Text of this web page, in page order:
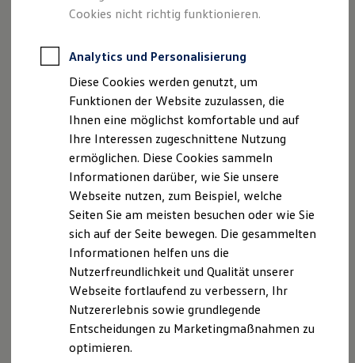
Profi Paket
ProfiPartner für Gebrauchtwagen
Finanzierung
Für Privatkunden
Für Gewerbekunden
Leasing
Für Privatkunden
Für Gewerbekunden
Versicherungen & Garantien
Garantien
Kfz-Versicherung für Nutzfahrzeuge
Restschuldversicherung
Wartungsverträge
Besitzer & Service
Reparatur & Service
Sommer-Special
Reparatur, Pflege & Inspektion
Servicetermin anfragen
Service-Vorteile bei Volkswagen Nutzfahrzeuge
ServicePlus
Economy Service
Räder & Reifen Service
Cookies nicht richtig funktionieren.
Analytics und Personalisierung
Diese Cookies werden genutzt, um
Funktionen der Website zuzulassen, die
Ihnen eine möglichst komfortable und auf
Ihre Interessen zugeschnittene Nutzung
ermöglichen. Diese Cookies sammeln
Informationen darüber, wie Sie unsere
Webseite nutzen, zum Beispiel, welche
Seiten Sie am meisten besuchen oder wie Sie
sich auf der Seite bewegen. Die gesammelten
Informationen helfen uns die
Nutzerfreundlichkeit und Qualität unserer
Webseite fortlaufend zu verbessern, Ihr
Nutzererlebnis sowie grundlegende
Entscheidungen zu Marketingmaßnahmen zu
optimieren.